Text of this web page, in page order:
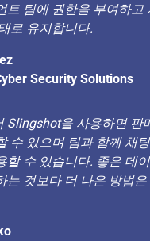
트 팀에 권한을 부여하고
로 유지합니다.
Security Solutions
Slingshot을 사용하면 판
수 있으며 팀과 함께 채
할 수 있습니다. 좋은 데
는 것보다 더 나은 방법